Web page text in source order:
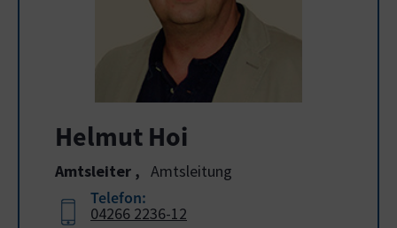
Helmut Hoi
Amtsleiter , Amtsleitung
Telefon:
04266 2236-12